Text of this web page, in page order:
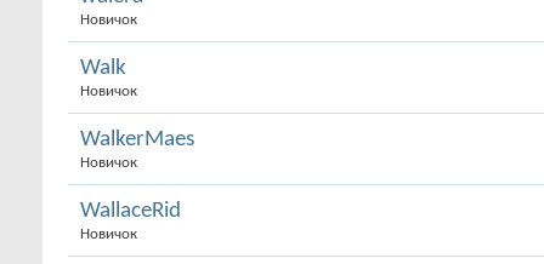
Новичок
Walk
Новичок
WalkerMaes
Новичок
WallaceRid
Новичок